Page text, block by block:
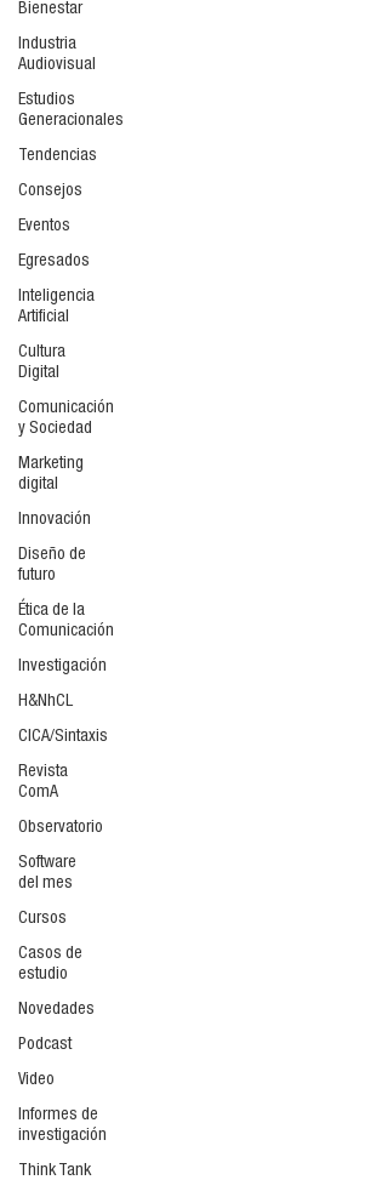
Bienestar
Industria
Audiovisual
Estudios
Generacionales
Tendencias
Consejos
Eventos
Egresados
Inteligencia
Artificial
Cultura
Digital
Comunicación
y Sociedad
Marketing
digital
Innovación
Diseño de
futuro
Ética de la
Comunicación
Investigación
H&NhCL
CICA/Sintaxis
Revista
ComA
Observatorio
Software
del mes
Cursos
Casos de
estudio
Novedades
Podcast
Video
Informes de
investigación
Think Tank